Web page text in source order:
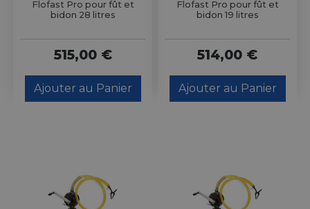
Flofast Pro pour fût et
bidon 28 litres
515,00 €
Ajouter au Panier
Flofast Pro pour fût et
bidon 19 litres
514,00 €
Ajouter au Panier